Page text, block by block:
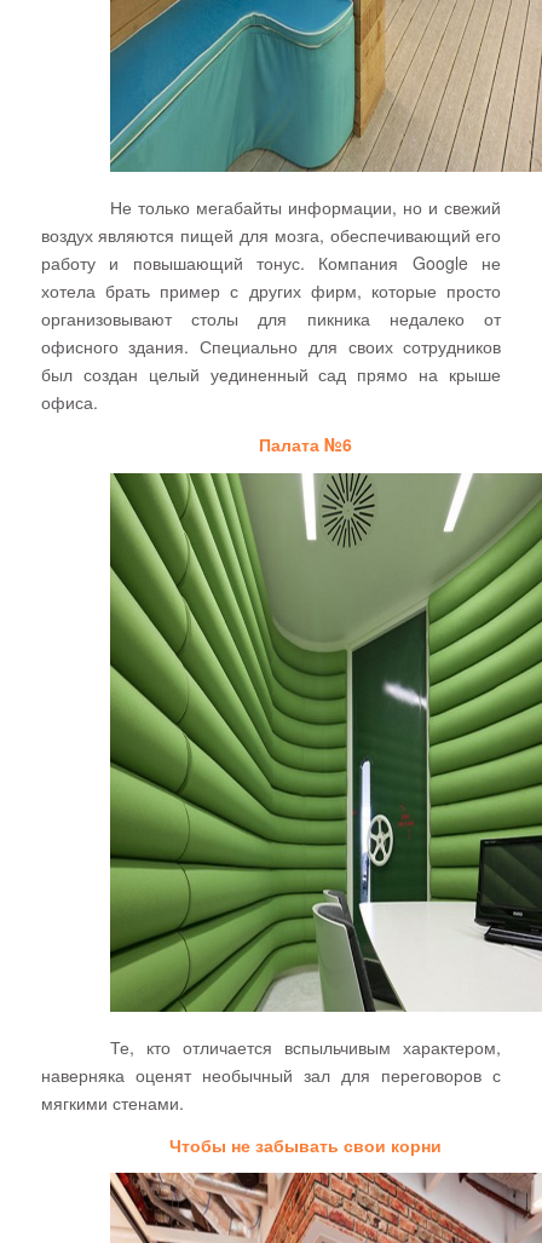
Не только мегабайты информации, но и свежий
воздух являются пищей для мозга, обеспечивающий его
работу и повышающий тонус. Компания Google не
хотела брать пример с других фирм, которые просто
организовывают столы для пикника недалеко от
офисного здания. Специально для своих сотрудников
был создан целый уединенный сад прямо на крыше
офиса.
Палата №6
Те, кто отличается вспыльчивым характером,
наверняка оценят необычный зал для переговоров с
мягкими стенами.
Чтобы не забывать свои корни